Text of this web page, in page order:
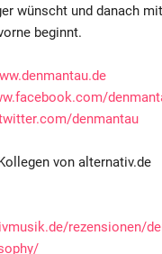
wünscht und danach mit
beginnt.
denmantau
von alternativ.de
rezensionen/